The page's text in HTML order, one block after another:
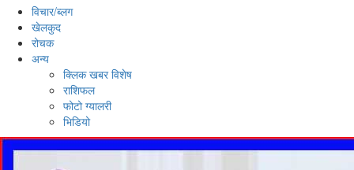
विचार/ब्लग
खेलकुद
रोचक
अन्य
क्लिक खबर विशेष
राशिफल
फोटो ग्यालरी
भिडियो